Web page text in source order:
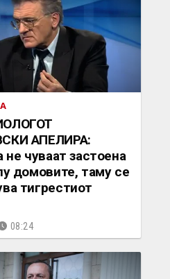
АПЕЛИРА:
не чуваат застоена
домовите, таму се
тигрестиот
08:24